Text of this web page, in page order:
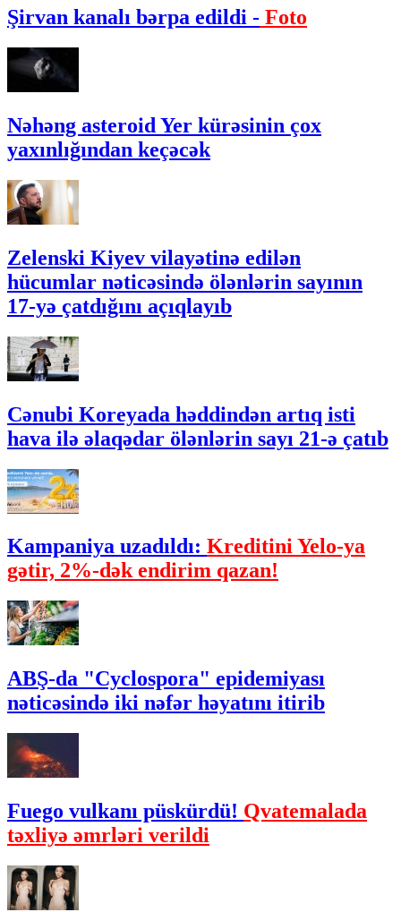
Şirvan kanalı bərpa edildi - Foto
Nəhəng asteroid Yer kürəsinin çox
yaxınlığından keçəcək
Zelenski Kiyev vilayətinə edilən
hücumlar nəticəsində ölənlərin sayının
17-yə çatdığını açıqlayıb
Cənubi Koreyada həddindən artıq isti
hava ilə əlaqədar ölənlərin sayı 21-ə çatıb
Kampaniya uzadıldı: Kreditini Yelo-ya
gətir, 2%-dək endirim qazan!
ABŞ-da "Cyclospora" epidemiyası
nəticəsində iki nəfər həyatını itirib
Fuego vulkanı püskürdü! Qvatemalada
təxliyə əmrləri verildi